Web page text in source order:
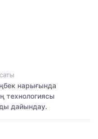
нарығында
технологиясы
дайындау.